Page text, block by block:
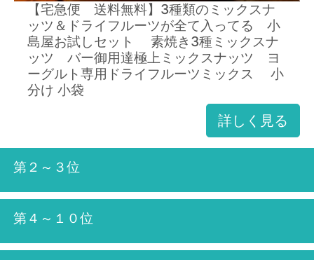
【宅急便 送料無料】3種類のミックスナ
ッツ＆ドライフルーツが全て入ってる 小
島屋お試しセット 素焼き3種ミックスナ
ッツ バー御用達極上ミックスナッツ ヨ
ーグルト専用ドライフルーツミックス 小
分け 小袋
詳しく見る
第２～３位
第４～１０位